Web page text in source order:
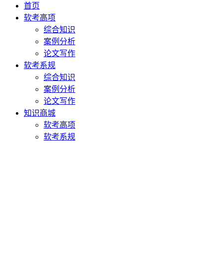
首页
软考高项
综合知识
案例分析
论文写作
软考系规
综合知识
案例分析
论文写作
知识商城
软考高项
软考系规